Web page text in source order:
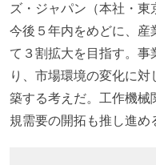
ズ・ジャパン（本社・
今後５年内をめどに、
て３割拡大を目指す。
り、市場環境の変化に
築する考えだ。工作機
規需要の開拓も推し進め